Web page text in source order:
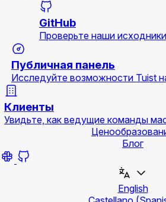
GitHub
Проверьте наши
Публичная панель
Исследуйте возможности Tuist
Клиенты
Увидьте, как ведущие команды
Блог
English